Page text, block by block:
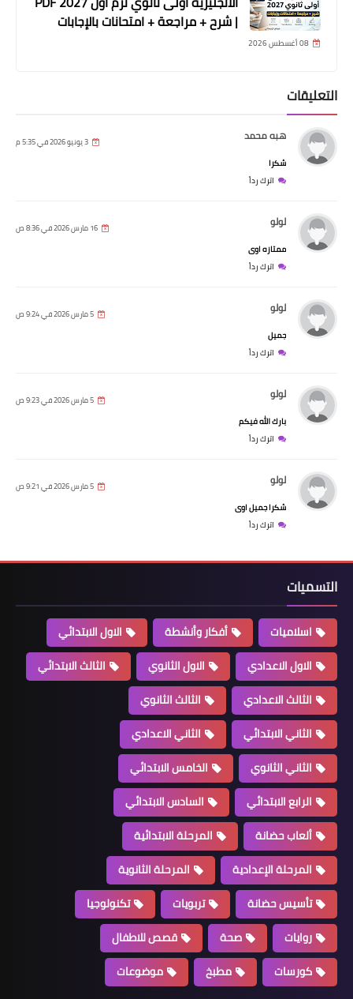
| شرح + مراجعة + امتحانات بالإجابات
08 أغسطس 2026
التعليقات
هبه محمد 3 يونيو 2026 في 5:35 م
شكرا
اترك رداً
لولو 16 مارس 2026 في 8:36 ص
ممتازه اوى
اترك رداً
لولو 5 مارس 2026 في 9:24 ص
جميل
اترك رداً
لولو 5 مارس 2026 في 9:23 ص
بارك الله فيكم
اترك رداً
لولو 5 مارس 2026 في 9:21 ص
شكرا جميل اوى
اترك رداً
التسميات
اسلاميات أفكار وأنشطة
الاول الابتدائي
الاول الاعدادي
الاول الثانوي
الثالث الابتدائي
الثالث الاعدادي
الثالث الثانوي
الثاني الابتدائي
الثاني الاعدادي
الثاني الثانوي
الخامس الابتدائي
الرابع الابتدائي
السادس الابتدائي
ألعاب حضانة
المرحلة الابتدائية
المرحلة الإعدادية
المرحلة الثانوية
تأسيس حضانة
تربويات
تكنولوجيا
روايات
صحة
قصص للاطفال
كورسات
مطبخ موضوعات